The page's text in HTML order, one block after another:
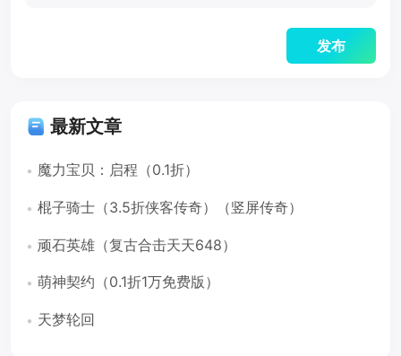
最新文章
魔力宝贝：启程（0.1折）
棍子骑士（3.5折侠客传奇）（竖屏传奇）
顽石英雄（复古合击天天648）
萌神契约（0.1折1万免费版）
天梦轮回